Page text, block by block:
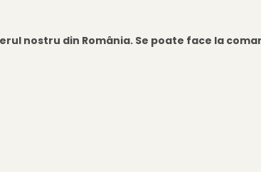
nostru din România. Se poate face la